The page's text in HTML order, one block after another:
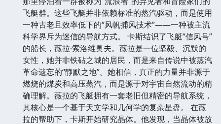
飞艇群。这些飞艇并非依赖标准的蒸汽驱动，而是使用
一种古老且效率低下的“风帆捕风技术”——一种被主流
科学界斥为迷信的导航方式。 卡斯结识了飞艇“信风号”
的船长，薇拉·索洛维奥夫。薇拉是一位坚毅、沉默的
女性，她并非铁砧之城的居民，而是来自传说中被蒸汽
革命遗忘的“静默之地”。她相信，真正的力量并非源于
燃烧的煤炭和高压蒸汽，而是源于对宇宙自然流动的精
确理解。薇拉的飞艇拥有一套老旧但精密的导航系统，
其核心是一个基于天文学和几何学的复杂星盘。 在薇
拉的帮助下，卡斯开始研究晶体。他发现，当晶体被放